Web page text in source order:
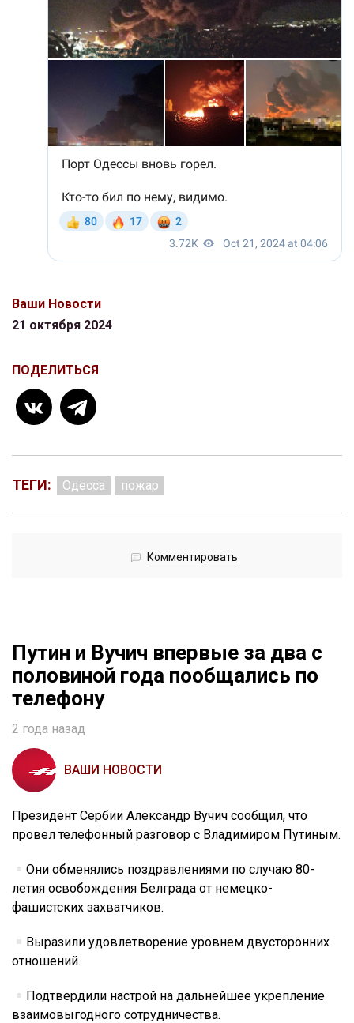
Ваши Новости
21 октября 2024
ПОДЕЛИТЬСЯ
ТЕГИ: Одесса пожар
Комментировать
Путин и Вучич впервые за два с
половиной года пообщались по
телефону
2 года назад
ВАШИ НОВОСТИ
Президент Сербии Александр Вучич сообщил, что
провел телефонный разговор с Владимиром Путиным.
Они обменялись поздравлениями по случаю 80-
летия освобождения Белграда от немецко-
фашистских захватчиков.
Выразили удовлетворение уровнем двусторонних
отношений.
Подтвердили настрой на дальнейшее укрепление
взаимовыгодного сотрудничества.